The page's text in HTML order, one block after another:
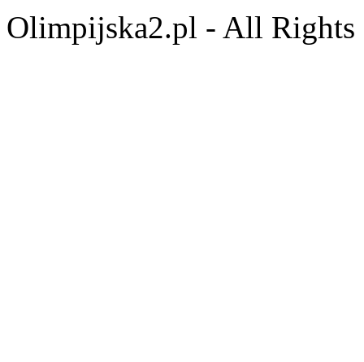
Olimpijska2.pl - All Rights